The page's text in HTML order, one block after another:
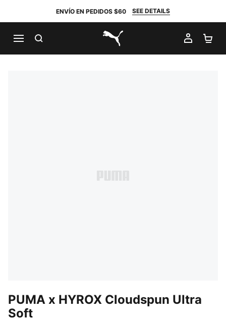
ENVÍO EN PEDIDOS $60 SEE DETAILS
PUMA.com
MI
PUMA x HYROX Cloudspun Ultra
Soft